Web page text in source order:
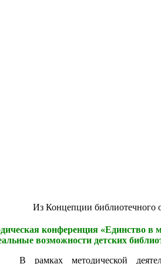
Из Концепции библиотечного
конференция «Единство в
возможности детских
В рамках методической